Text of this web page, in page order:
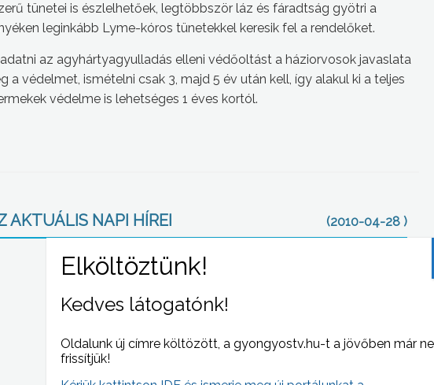
tünetei is észlelhetőek, legtöbbször láz és fáradtság gyötri a
leginkább Lyme-kóros tünetekkel keresik fel a rendelőket.
az agyhártyagyulladás elleni védőoltást a háziorvosok javaslata
a védelmet, ismételni csak 3, majd 5 év után kell, így alakul ki a teljes
védelme is lehetséges 1 éves kortól.
AKTUÁLIS NAPI HÍREI (2010-04-28 )
Kedves látogatónk!
Oldalunk új címre költözött, a gyongyostv.hu-t a jövőben már
frissítjük!